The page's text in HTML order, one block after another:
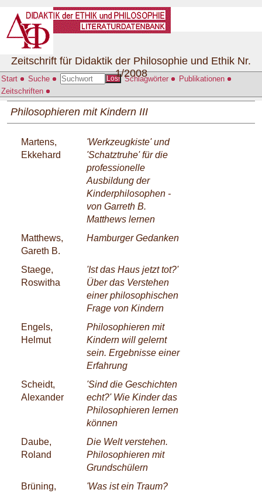
Start Suche Los! Schlagwörter
Publikationen
Zeitschriften
Zeitschrift für Didaktik der Philosophie und Ethik Nr.
1/2008
Philosophieren mit Kindern III
Martens,
Ekkehard
'Werkzeugkiste' und
'Schatztruhe' für die
professionelle
Ausbildung der
Kinderphilosophen -
von Garreth B.
Matthews lernen
Matthews,
Gareth B.
Hamburger Gedanken
Staege,
Roswitha
'Ist das Haus jetzt tot?'
Über das Verstehen
einer philosophischen
Frage von Kindern
Engels,
Helmut
Philosophieren mit
Kindern will gelernt
sein. Ergebnisse einer
Erfahrung
Scheidt,
Alexander
'Sind die Geschichten
echt?' Wie Kinder das
Philosophieren lernen
können
Daube,
Roland
Die Welt verstehen.
Philosophieren mit
Grundschülern
Brüning,
'Was ist ein Traum?